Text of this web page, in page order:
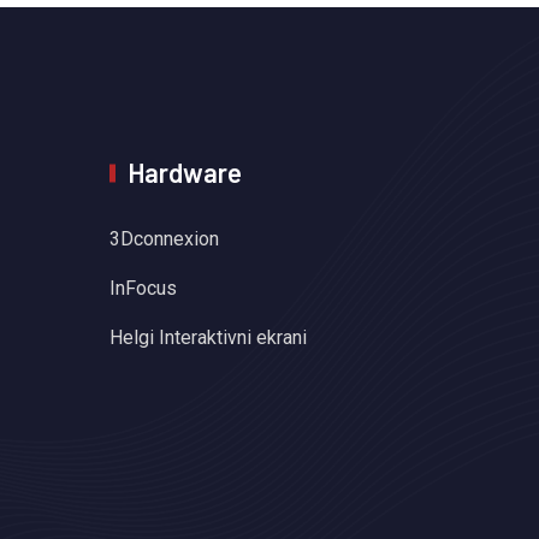
Hardware
3Dconnexion
InFocus
Helgi Interaktivni ekrani